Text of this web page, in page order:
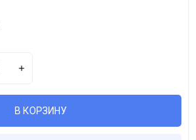
В КОРЗИНУ